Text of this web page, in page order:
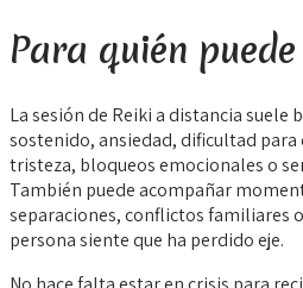
Para quién
La sesión de Reiki a distancia suele
sostenido, ansiedad, dificultad
tristeza, bloqueos emocionales o
También puede acompañar
separaciones, conflictos familiares
persona siente que ha perdido eje.